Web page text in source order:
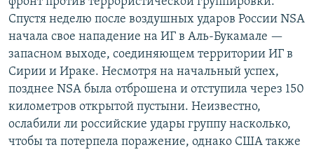
Спустя неделю после воздушных ударов России NSA
начала свое нападение на ИГ в Аль-Букамале —
запасном выходе, соединяющем территории ИГ в
Сирии и Ираке. Несмотря на начальный успех,
позднее NSA была отброшена и отступила через 150
километров открытой пустыни. Неизвестно,
ослабили ли российские удары группу насколько,
чтобы та потерпела поражение, однако США также